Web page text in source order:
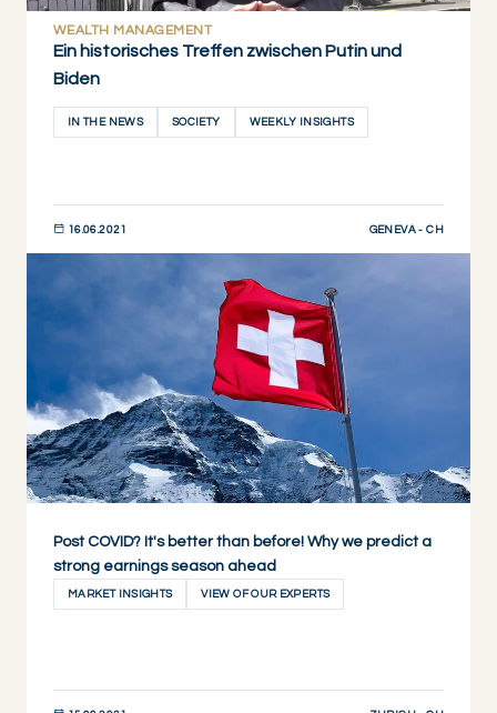
WEALTH MANAGEMENT
Ein historisches Treffen zwischen Putin und
Biden
IN THE NEWS SOCIETY WEEKLY INSIGHTS
16.06.2021 GENEVA - CH
Post COVID? It's better than before! Why we predict a
strong earnings season ahead
MARKET INSIGHTS VIEW OF OUR EXPERTS